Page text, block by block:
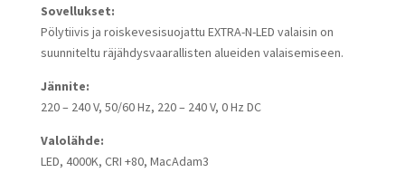
Sovellukset:
Pölytiivis ja roiskevesisuojattu EXTRA-N-LED valaisin on
suunniteltu räjähdysvaarallisten alueiden valaisemiseen.
Jännite:
220 – 240 V, 50/60 Hz, 220 – 240 V, 0 Hz DC
Valolähde:
LED, 4000K, CRI +80, MacAdam3